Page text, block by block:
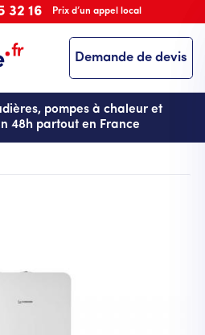
32 16 Prix d’un appel local
Demande de devis
pompes à chaleur et
48h partout en France